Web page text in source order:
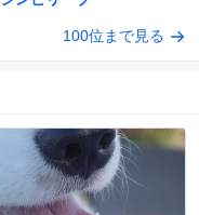
100位まで見る